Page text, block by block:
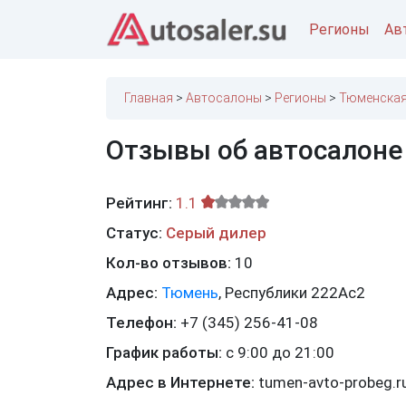
Регионы
Главная Автосалоны Регионы
Отзывы об
Рейтинг: 1.1
Статус: Серый дилер
Кол-во отзывов: 10
Адрес: Тюмень, Республики 222Ас2
Телефон: +7 (345) 256-41-08
График работы: с 9:00 до 21:00
Адрес в Интернете: tumen-avto-